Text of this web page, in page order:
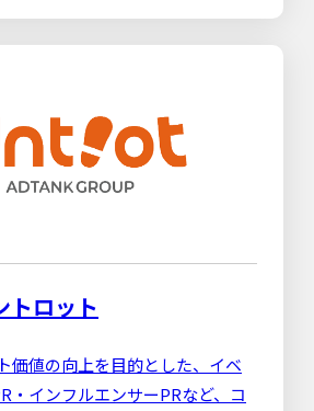
トロット
価値の向上を目的とした、イベ
・インフルエンサーPRなど、コ